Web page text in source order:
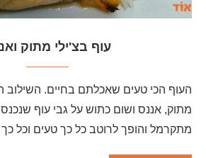
עוף בצ'ילי מתוק
העוף הכי טעים שאכלתם בחיים. השילוב
מתוק, אננס ושום כתוש על גבי עוף
מתקרמל והופך לרוטב כל כך טעים וכל